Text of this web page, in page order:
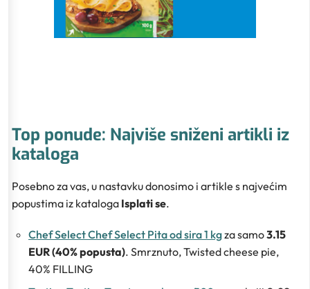
Top ponude: Najviše sniženi artikli iz
kataloga
Posebno za vas, u nastavku donosimo i artikle s najvećim
popustima iz kataloga Isplati se.
Chef Select Chef Select Pita od sira 1 kgza samo3.15
EUR (40% popusta). Smrznuto, Twisted cheese pie,
40% FILLING